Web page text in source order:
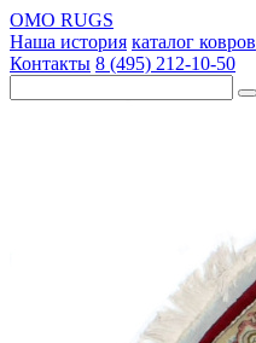
OMO RUGS
Наша история каталог ковров
Контакты 8 (495) 212-10-50